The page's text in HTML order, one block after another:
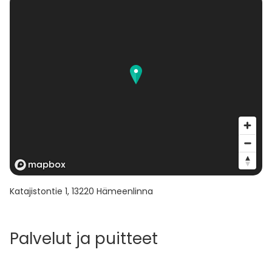
Katajistontie 1, 13220 Hämeenlinna
Palvelut ja puitteet